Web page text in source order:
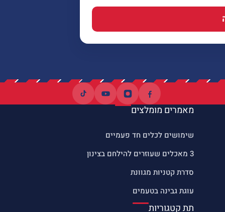
מאמרים מומלצים
שימושים לכלים חד פעמיים
3 מאכלים שעוזרים להילחם בצינון
סדרת קטניות מגוונת
עוגת גבינה בטעמים
תת קטגוריות